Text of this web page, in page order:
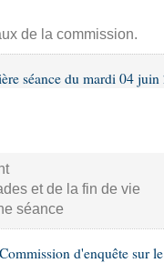
de la commission.
séance du mardi 04 juin
et de la fin de vie
séance
d'enquête sur